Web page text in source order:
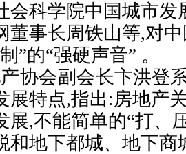
会科学院中国城市发
董事长周铁山等,对
”的“强硬声音” 。
协会副会长卞洪登
展特点,指出 :房地产
展,不能简单的“打、
和地下都城、地下商